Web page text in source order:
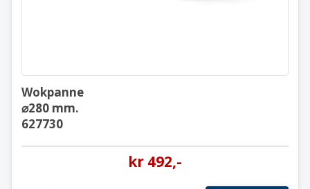
Wokpanne
⌀280 mm.
627730
kr 492,-